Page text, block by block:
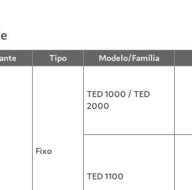
Tipo Modelo/Família
Fixo
TED 1000 / TED
2000
TED 1100